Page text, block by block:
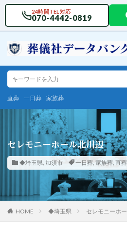
24時間TEL対応
070-4442-0819
直葬 一日葬 家族葬
セレモニーホール北川辺
◆埼玉県, 加須市 一日葬, 家族葬, 直葬
HOME ◆埼玉県 セレモニーホ